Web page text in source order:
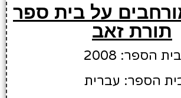
על בית ספר
תורת זאב
הספר: 2008
הספר: עברית